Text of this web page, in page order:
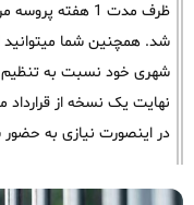
ظرف مدت 1 هفته
شد. همچنین شما میتوانید
شهری خود نسبت به تنظیم و
نهایت یک نسخه از
در اینصورت نیازی به حضور